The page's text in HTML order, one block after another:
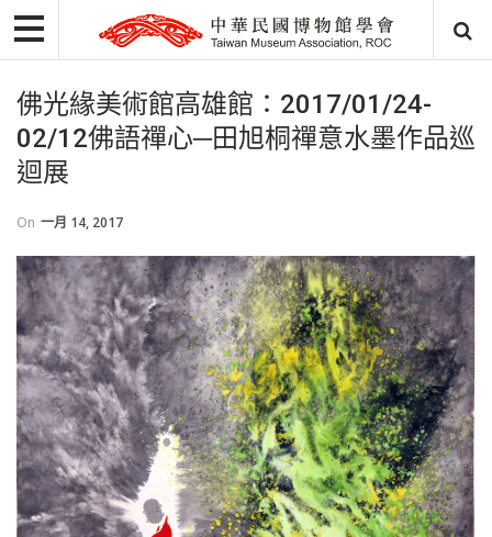
佛光緣美術館高雄館：2017/01/24-
02/12佛語禪心─田旭桐禪意水墨作品巡
迴展
On 一月 14, 2017